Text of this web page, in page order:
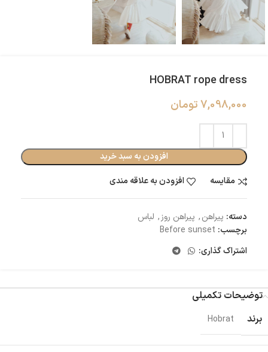
HOBRAT rope dress
7,098,000تومان
افزودن به سبد خرید
مقایسه
افزودن به علاقه مندی
دسته: پیراهن, پیراهن روز, لباس
برچسب: Before sunset
اشتراک گذاری:
توضیحات تکمیلی
برند
Hobrat